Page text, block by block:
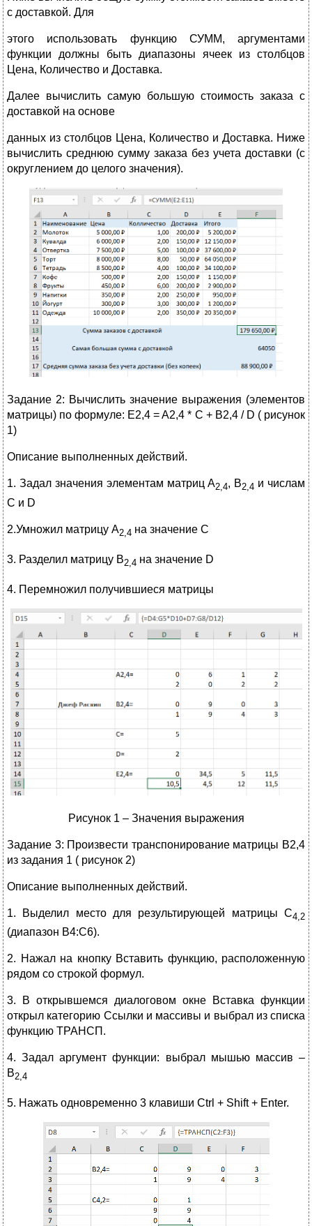
с доставкой. Для
этого использовать функцию СУММ, аргументами
функции должны быть диапазоны ячеек из столбцов
Цена, Количество и Доставка.
Далее вычислить самую большую стоимость заказа с
доставкой на основе
данных из столбцов Цена, Количество и Доставка. Ниже
вычислить среднюю сумму заказа без учета доставки (с
округлением до целого значения).
Задание 2: Вычислить значение выражения (элементов
матрицы) по формуле: E2,4 = A2,4 * C + B2,4 / D ( рисунок
1)
Описание выполненных действий.
1. Задал значения элементам матриц A2,4, В2,4 и числам
C и D
2.Умножил матрицу A2,4 на значение C
3. Разделил матрицу В2,4 на значение D
4. Перемножил получившиеся матрицы
Рисунок 1 – Значения выражения
Задание 3: Произвести транспонирование матрицы B2,4
из задания 1 ( рисунок 2)
Описание выполненных действий.
1. Выделил место для результирующей матрицы С4,2
(диапазон B4:C6).
2. Нажал на кнопку Вставить функцию, расположенную
рядом со строкой формул.
3. В открывшемся диалоговом окне Вставка функции
открыл категорию Ссылки и массивы и выбрал из списка
функцию ТРАНСП.
4. Задал аргумент функции: выбрал мышью массив –
В2,4
5. Нажать одновременно 3 клавиши Ctrl + Shift + Enter.